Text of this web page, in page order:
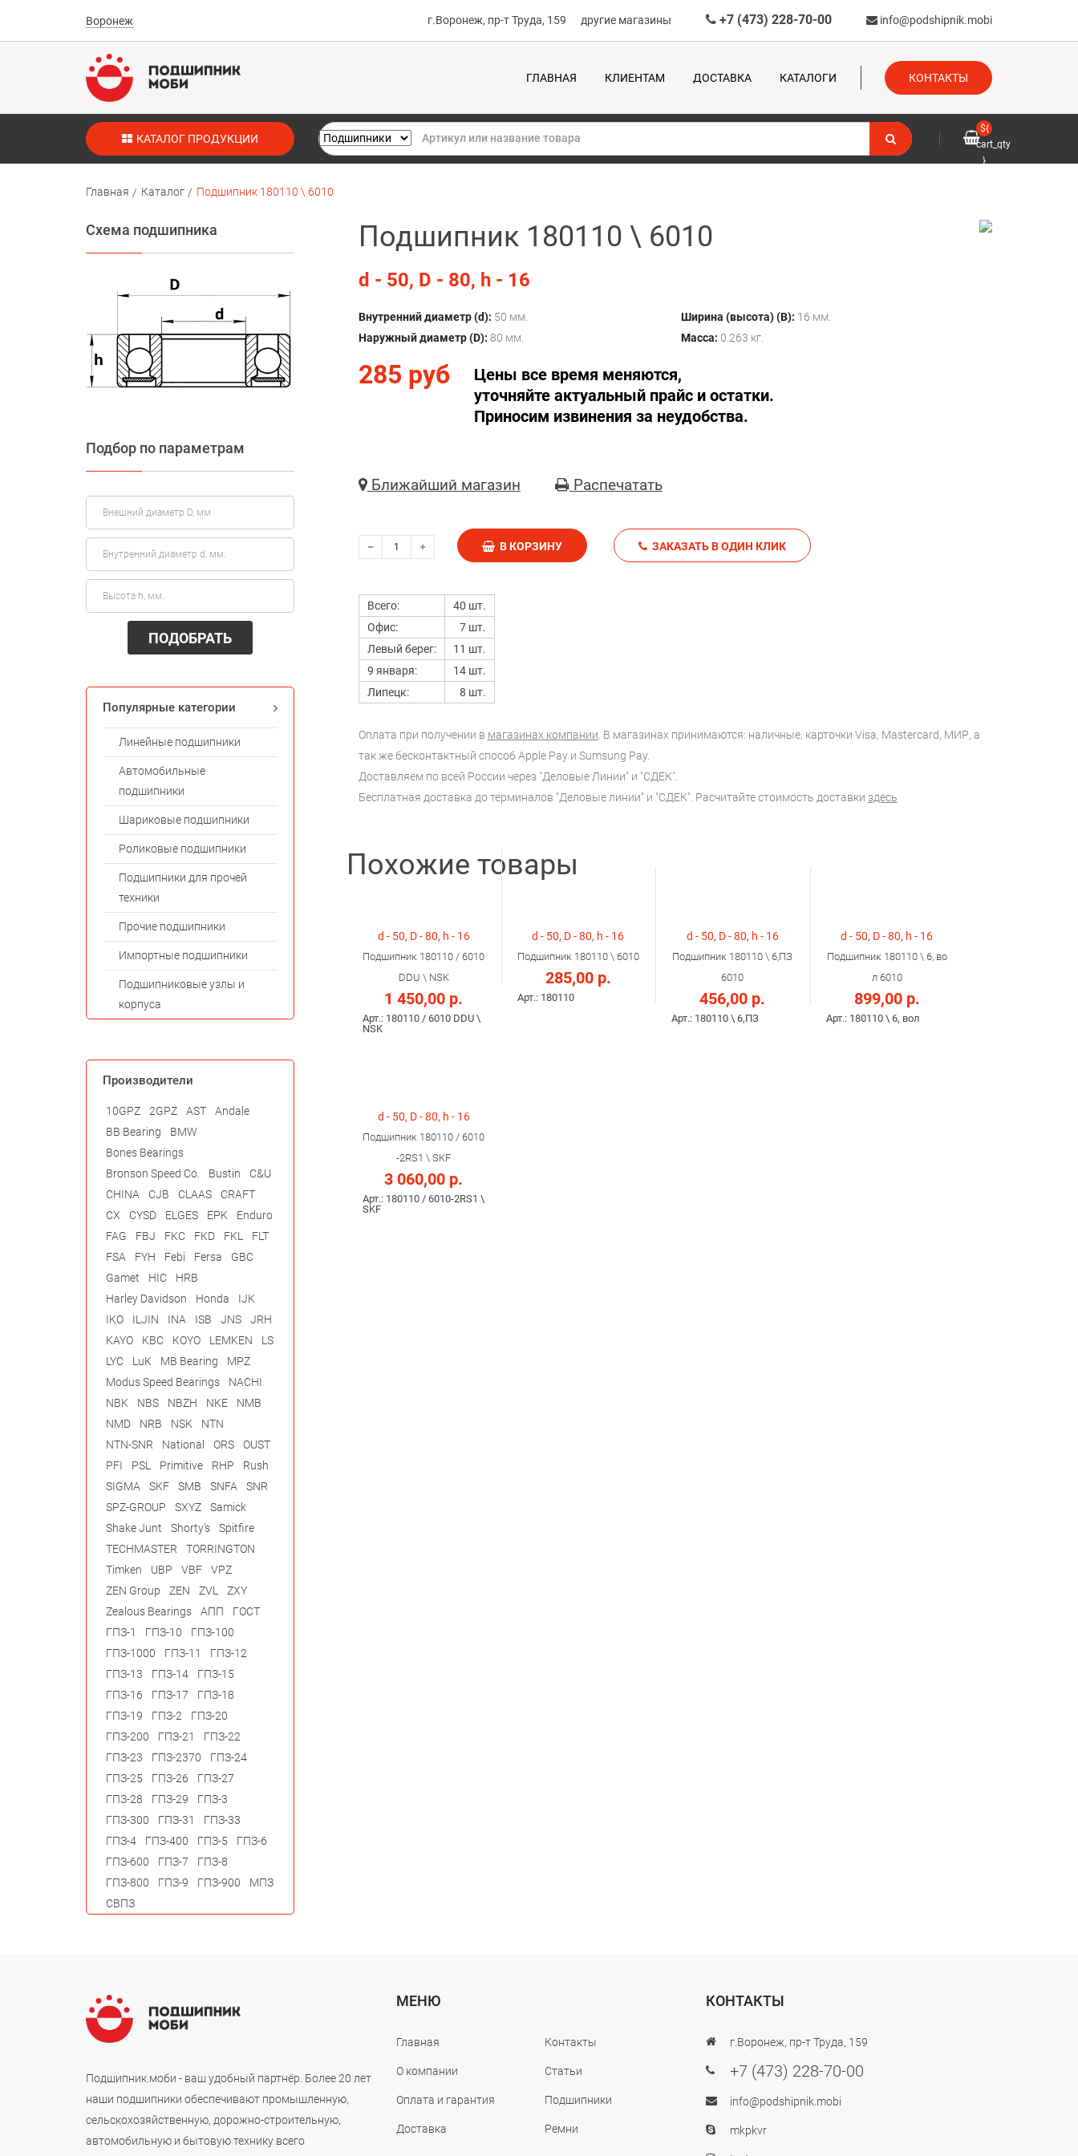
Воронеж г.Воронеж, пр-т Труда, 159 другие магазины +7 (473) 228-70-00 info@podshipnik.mobi
ГЛАВНАЯ КЛИЕНТАМ ДОСТАВКА КАТАЛОГИ КОНТАКТЫ
КАТАЛОГ ПРОДУКЦИИ
${
cart_qty
}
Главная Каталог Подшипник 180110 \ 6010
Подшипник 180110 \ 6010
d - 50, D - 80, h - 16
Внутренний диаметр (d): 50 мм.
Наружный диаметр (D): 80 мм.
Ширина (высота) (B): 16 мм.
Масса: 0.263 кг.
285 руб
Цены все время меняются,
уточняйте актуальный прайс и остатки.
Приносим извинения за неудобства.
Ближайший магазин Распечатать
В КОРЗИНУ ЗАКАЗАТЬ В ОДИН КЛИК
Всего:
40 шт.
Офис:
7 шт.
Левый берег:
11 шт.
9 января:
14 шт.
Липецк:
8 шт.
Оплата при получении в магазинах компании. В магазинах принимаются: наличные, карточки Visa, Mastercard, МИР, а
так же бесконтактный способ Apple Pay и Sumsung Pay.
Доставляем по всей России через "Деловые Линии" и "СДЕК".
Бесплатная доставка до терминалов "Деловые линии" и "СДЕК". Расчитайте стоимость доставки здесь
Похожие товары
d - 50, D - 80, h - 16
Подшипник 180110 / 6010
DDU \ NSK
1 450,00 р.
Арт.: 180110 / 6010 DDU \
NSK
d - 50, D - 80, h - 16
Подшипник 180110 \ 6010
285,00 р.
Арт.: 180110
d - 50, D - 80, h - 16
Подшипник 180110 \ 6,ПЗ
6010
456,00 р.
Арт.: 180110 \ 6,ПЗ
d - 50, D - 80, h - 16
Подшипник 180110 \ 6, во
л 6010
899,00 р.
Арт.: 180110 \ 6, вол
d - 50, D - 80, h - 16
Подшипник 180110 / 6010
-2RS1 \ SKF
3 060,00 р.
Арт.: 180110 / 6010-2RS1 \
SKF
Схема подшипника
Подбор по параметрам
ПОДОБРАТЬ
Популярные категории
Линейные подшипники
Автомобильные
подшипники
Шариковые подшипники
Роликовые подшипники
Подшипники для прочей
техники
Прочие подшипники
Импортные подшипники
Подшипниковые узлы и
корпуса
Производители
10GPZ 2GPZ AST
Andale
BB Bearing
BMW
Bones Bearings
Bronson Speed Co.
Bustin
C&U
CHINA
CJB CLAAS
CRAFT
CX
CYSD ELGES EPK
Enduro
FAG
FBJ FKC FKD FKL
FLT
FSA
FYH Febi Fersa
GBC
Gamet
HIC
HRB
Harley Davidson
Honda
IJK
IKO
ILJIN INA ISB JNS
JRH
KAYO
KBC KOYO LEMKEN
LS
LYC
LuK MB Bearing
MPZ
Modus Speed Bearings
NACHI
NBK
NBS NBZH NKE
NMB
NMD
NRB NSK
NTN
NTN-SNR
National ORS
OUST
PFI
PSL Primitive RHP
Rush
SIGMA
SKF SMB SNFA
SNR
SPZ-GROUP
SXYZ
Samick
Shake Junt
Shorty's
Spitfire
TECHMASTER
TORRINGTON
Timken
UBP VBF
VPZ
ZEN Group
ZEN ZVL
ZXY
Zealous Bearings
АПП
ГОСТ
ГПЗ-1
ГПЗ-10
ГПЗ-100
ГПЗ-1000
ГПЗ-11
ГПЗ-12
ГПЗ-13
ГПЗ-14
ГПЗ-15
ГПЗ-16
ГПЗ-17
ГПЗ-18
ГПЗ-19
ГПЗ-2
ГПЗ-20
ГПЗ-200
ГПЗ-21
ГПЗ-22
ГПЗ-23
ГПЗ-2370
ГПЗ-24
ГПЗ-25
ГПЗ-26
ГПЗ-27
ГПЗ-28
ГПЗ-29
ГПЗ-3
ГПЗ-300
ГПЗ-31
ГПЗ-33
ГПЗ-4
ГПЗ-400 ГПЗ-5
ГПЗ-6
ГПЗ-600
ГПЗ-7
ГПЗ-8
ГПЗ-800
ГПЗ-9 ГПЗ-900
МПЗ
СВПЗ
Подшипник.моби - ваш удобный партнёр. Более 20 лет
наши подшипники обеспечивают промышленную,
сельскохозяйственную, дорожно-строительную,
автомобильную и бытовую технику всего
МЕНЮ
Главная
О компании
Оплата и гарантия
Доставка
Контакты
Статьи
Подшипники
Ремни
КОНТАКТЫ
г.Воронеж, пр-т Труда, 159
+7 (473) 228-70-00
info@podshipnik.mobi
mkpkvr